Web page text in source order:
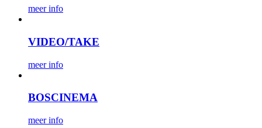
meer info
VIDEO/TAKE
meer info
BOSCINEMA
meer info